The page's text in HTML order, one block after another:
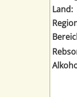
Land: